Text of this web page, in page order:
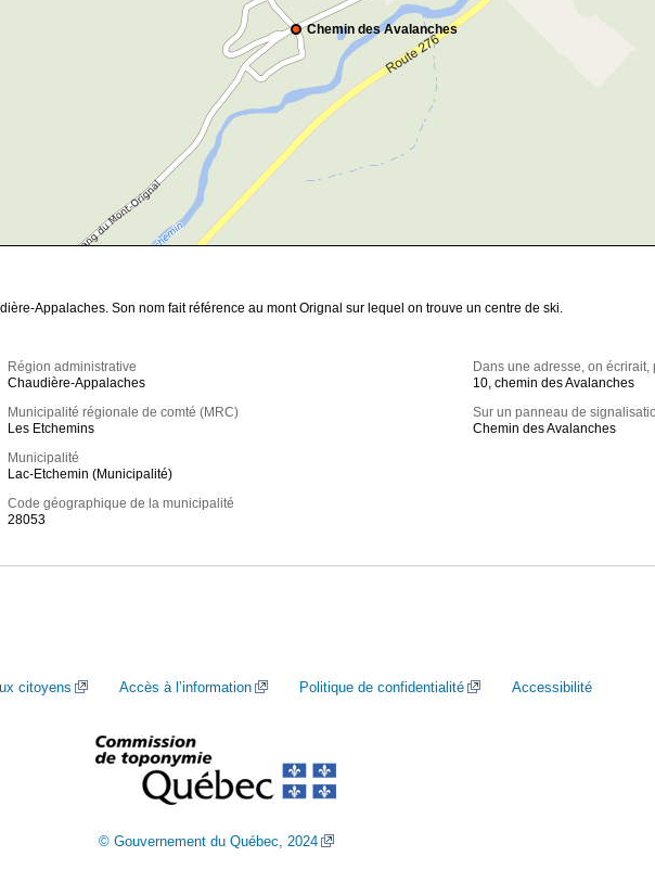
Chemin des Avalanches
Appalaches. Son nom fait référence au mont Orignal sur lequel on trouve un centre de ski.
Région administrative
Chaudière-Appalaches
Municipalité régionale de comté (MRC)
Les Etchemins
Municipalité
Lac-Etchemin (Municipalité)
Code géographique de la municipalité
28053
Dans une adresse, on écrirait,
10, chemin des Avalanches
Sur un panneau de
Chemin des Avalanches
citoyens Accès à l’information Politique de confidentialité Accessibilité
© Gouvernement du Québec, 2024